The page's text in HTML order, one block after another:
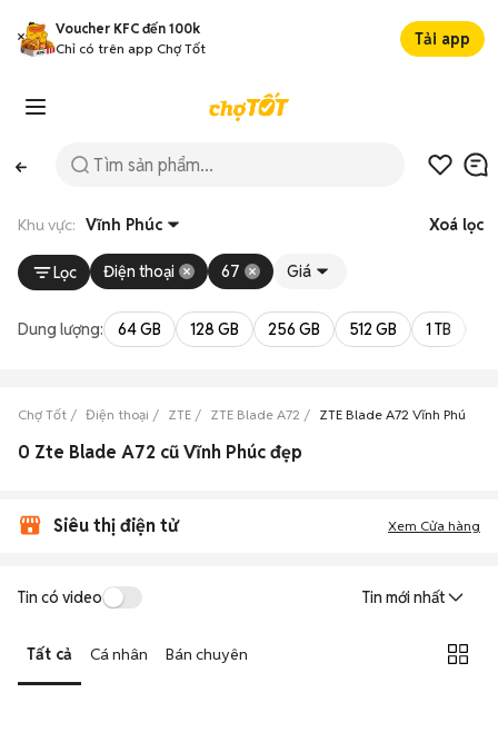
Voucher KFC đến 100k
Chỉ có trên app Chợ Tốt
Tải app
Khu vực: Vĩnh Phúc Xoá lọc
Lọc Điện thoại 67 Giá
Dung lượng: 64 GB 128 GB 256 GB 512 GB 1 TB
Chợ Tốt Điện thoại ZTE ZTE Blade A72 ZTE Blade A72 Vĩnh Phúc
0 Zte Blade A72 cũ Vĩnh Phúc đẹp
Siêu thị điện tử Xem Cửa hàng
Tin có video Tin mới nhất
Tất cả Cá nhân Bán chuyên